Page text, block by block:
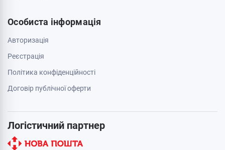
Особиста інформація
Авторизація
Реєстрація
Політика конфіденційності
Договір публічної оферти
Логістичний партнер